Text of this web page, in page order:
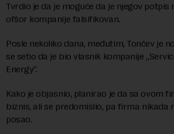
Tvrdio je da je moguće da je njegov potpis
ofšor kompanije falsifikovan.
Posle nekoliko dana, međutim, Tončev je
se setio da je bio vlasnik kompanije
Energy“.
Kako je objasnio, planirao je da sa ovom
biznis, ali se predomislio, pa firma nikada
posao.